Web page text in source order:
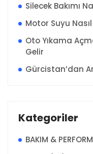
Silecek Bakımı
Motor Suyu
Oto Yıkama
Gelir
Gürcistan’dan
Kategoriler
BAKIM &